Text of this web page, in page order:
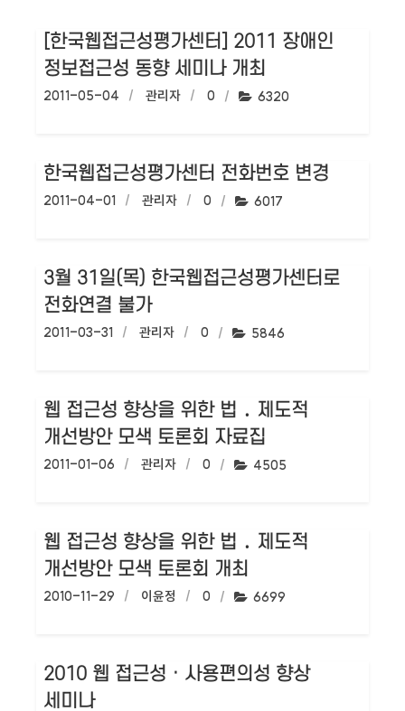
[한국웹접근성평가센터] 2011 장애인
정보접근성 동향 세미나 개최
작성일:
2011-05-04 작성자:
관리자 댓글수:
0 조회수:
6320
한국웹접근성평가센터 전화번호 변경
작성일:
2011-04-01 작성자:
관리자 댓글수:
0 조회수:
6017
3월 31일(목) 한국웹접근성평가센터로
전화연결 불가
작성일:
2011-03-31 작성자:
관리자 댓글수:
0 조회수:
5846
웹 접근성 향상을 위한 법 ․ 제도적
개선방안 모색 토론회 자료집
작성일:
2011-01-06 작성자:
관리자 댓글수:
0 조회수:
4505
웹 접근성 향상을 위한 법 ․ 제도적
개선방안 모색 토론회 개최
작성일:
2010-11-29 작성자:
이윤정 댓글수:
0 조회수:
6699
2010 웹 접근성 · 사용편의성 향상
세미나